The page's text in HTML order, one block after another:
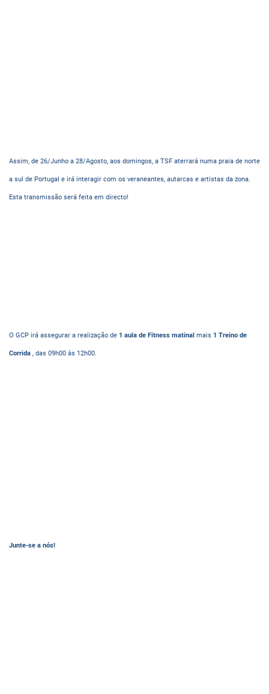
Assim, de 26/Junho a 28/Agosto, aos domingos, a TSF aterrará numa praia de norte
a sul de Portugal e irá interagir com os veraneantes, autarcas e artistas da zona.
Esta transmissão será feita em directo!
O GCP irá assegurar a realização de 1 aula de Fitness matinal mais 1 Treino de
Corrida , das 09h00 às 12h00.
Junte-se a nós!